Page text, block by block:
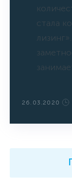
стала
26.03.2020